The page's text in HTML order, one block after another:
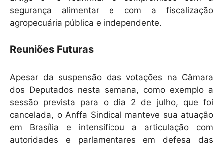
segurança alimentar e com a fiscalização
agropecuária pública e independente.
Reuniões Futuras
Apesar da suspensão das votações na Câmara
dos Deputados nesta semana, como exemplo a
sessão prevista para o dia 2 de julho, que foi
cancelada, o Anffa Sindical manteve sua atuação
em Brasília e intensificou a articulação com
autoridades e parlamentares em defesa das